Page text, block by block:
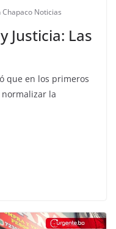
Chapaco Noticias
Justicia: Las
que en los primeros
la